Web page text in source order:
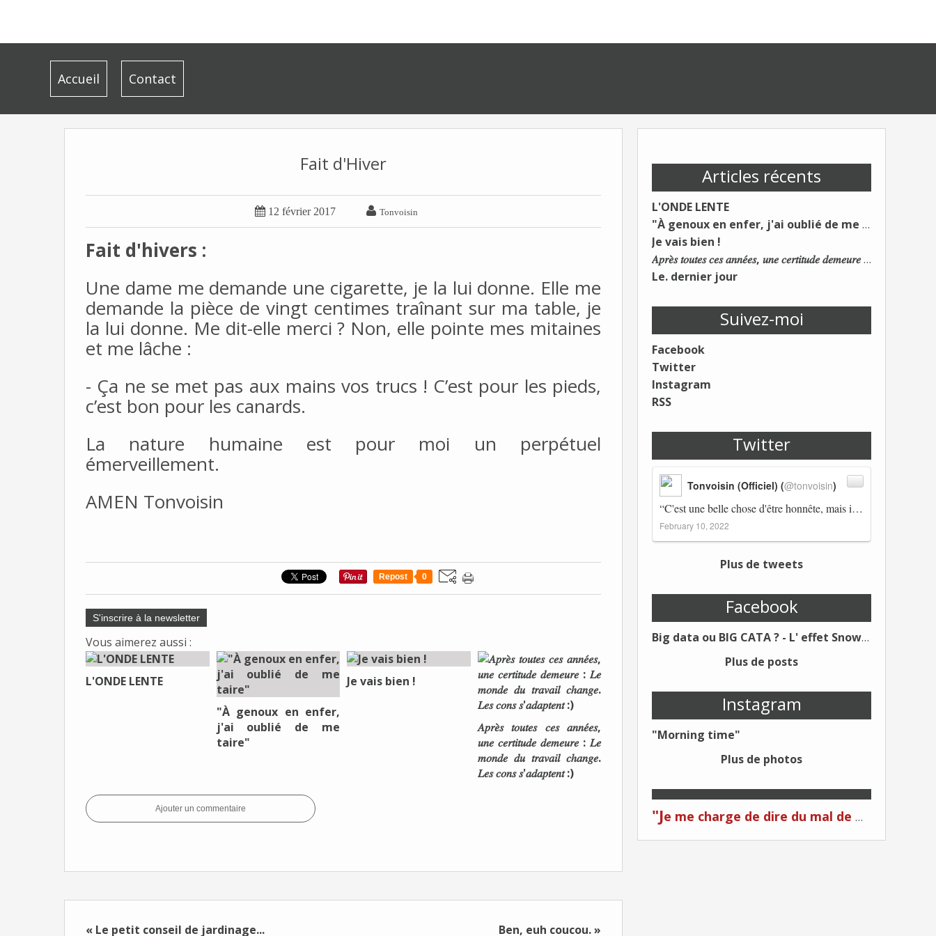
Accueil Contact
Articles récents
L'ONDE LENTE
"À genoux en enfer, j'ai oublié de me taire"
Je vais bien !
𝐴𝑝𝑟𝑒̀𝑠 𝑡𝑜𝑢𝑡𝑒𝑠 𝑐𝑒𝑠 𝑎𝑛𝑛𝑒́𝑒𝑠, 𝑢𝑛𝑒 𝑐𝑒𝑟𝑡𝑖𝑡𝑢𝑑𝑒 𝑑𝑒𝑚𝑒𝑢𝑟𝑒 : 𝐿𝑒 𝑚𝑜𝑛𝑑𝑒 𝑑𝑢 𝑡𝑟𝑎𝑣𝑎𝑖𝑙 𝑐ℎ𝑎𝑛𝑔𝑒. 𝐿𝑒𝑠 𝑐𝑜𝑛𝑠 𝑠'𝑎𝑑𝑎𝑝𝑡𝑒𝑛𝑡 :)
Le. dernier jour
Suivez-moi
Facebook
Twitter
Instagram
RSS
Twitter
“C'est une belle chose d'être honnête, mais il est également important d'avoir raison.” Winston Churchill Réplico…
Tonvoisin (Officiel) (@tonvoisin)
February 10, 2022
Plus de tweets
Facebook
Big data ou BIG CATA ? - L' effet Snowden - Editions Kawa - Un Éditeur différent !
Plus de posts
Instagram
"Morning time"
Plus de photos
"Je me charge de dire du mal de moi... Quand on me critique... C'est du plagiat ! "
Fait d'Hiver
 12 février 2017  Tonvoisin
Fait d'hivers :
Une dame me demande une cigarette, je la lui donne. Elle me
demande la pièce de vingt centimes traînant sur ma table, je
la lui donne. Me dit-elle merci ? Non, elle pointe mes mitaines
et me lâche :
- Ça ne se met pas aux mains vos trucs ! C’est pour les pieds,
c’est bon pour les canards.
La nature humaine est pour moi un perpétuel
émerveillement.
AMEN Tonvoisin
Repost 0
S'inscrire à la newsletter
Vous aimerez aussi :
L'ONDE LENTE
"À genoux en enfer,
j'ai oublié de me
taire"
Je vais bien !
𝐴𝑝𝑟𝑒̀𝑠 𝑡𝑜𝑢𝑡𝑒𝑠 𝑐𝑒𝑠 𝑎𝑛𝑛𝑒́𝑒𝑠,
𝑢𝑛𝑒 𝑐𝑒𝑟𝑡𝑖𝑡𝑢𝑑𝑒 𝑑𝑒𝑚𝑒𝑢𝑟𝑒 : 𝐿𝑒
𝑚𝑜𝑛𝑑𝑒 𝑑𝑢 𝑡𝑟𝑎𝑣𝑎𝑖𝑙 𝑐ℎ𝑎𝑛𝑔𝑒.
𝐿𝑒𝑠 𝑐𝑜𝑛𝑠 𝑠'𝑎𝑑𝑎𝑝𝑡𝑒𝑛𝑡 :)
Ajouter un commentaire
« Le petit conseil de jardinage... Ben, euh coucou. »